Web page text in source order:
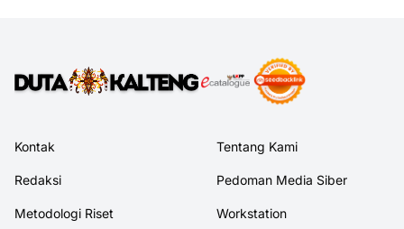
Kontak Tentang Kami
Redaksi Pedoman Media Siber
Metodologi Riset Workstation